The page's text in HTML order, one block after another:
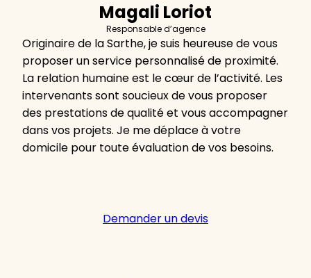
Magali Loriot
Responsable d’agence
Originaire de la Sarthe, je suis heureuse de vous
proposer un service personnalisé de proximité.
La relation humaine est le cœur de l’activité. Les
intervenants sont soucieux de vous proposer
des prestations de qualité et vous accompagner
dans vos projets. Je me déplace à votre
domicile pour toute évaluation de vos besoins.
Demander un devis